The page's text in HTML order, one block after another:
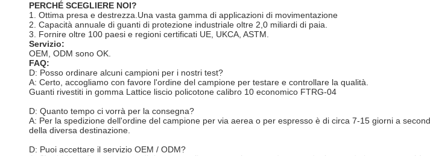
PERCHÉ SCEGLIERE NOI?
1. Ottima presa e destrezza.Una vasta gamma di applicazioni di movimentazione
2. Capacità annuale di guanti di protezione industriale oltre 2,0 miliardi di paia.
3. Fornire oltre 100 paesi e regioni certificati UE, UKCA, ASTM.
Servizio:
OEM, ODM sono OK.
FAQ:
D: Posso ordinare alcuni campioni per i nostri test?
A: Certo, accogliamo con favore l'ordine del campione per testare e controllare la qualità.
Guanti rivestiti in gomma Lattice liscio policotone calibro 10 economico FTRG-04
D: Quanto tempo ci vorrà per la consegna?
A: Per la spedizione dell'ordine del campione per via aerea o per espresso è di circa 7-15 giorni a
della diversa destinazione.
D: Puoi accettare il servizio OEM / ODM?